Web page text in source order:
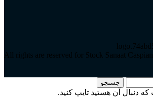
All rights are reserved for Stock Sanaat
جستجو
دنبال آن هستید تایپ کنید.